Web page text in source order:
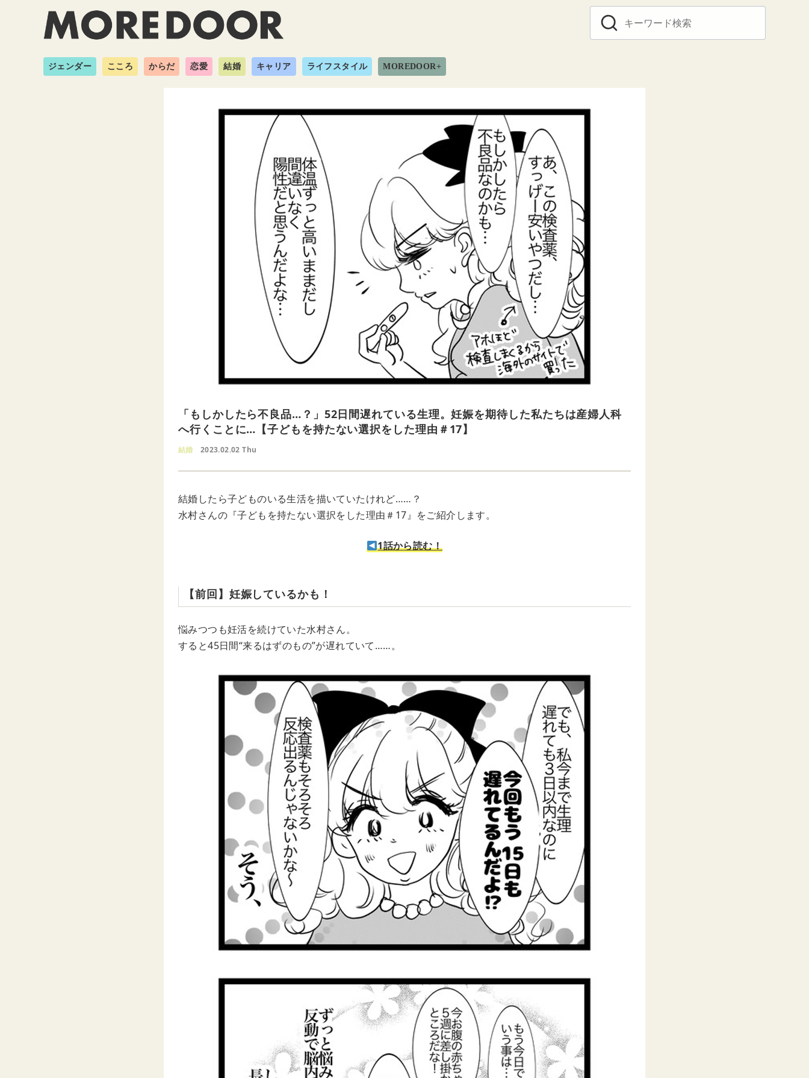
ジェンダー こころ からだ 恋愛 結婚 キャリア ライフスタイル MOREDOOR+
「もしかしたら不良品…？」52日間遅れている生理。妊娠を期待した私たちは産婦人科
へ行くことに…【子どもを持たない選択をした理由＃17】
結婚 2023.02.02 Thu
結婚したら子どものいる生活を描いていたけれど……？
水村さんの『子どもを持たない選択をした理由＃17』をご紹介します。
1話から読む！
【前回】妊娠しているかも！
悩みつつも妊活を続けていた水村さん。
すると45日間“来るはずのもの”が遅れていて……。